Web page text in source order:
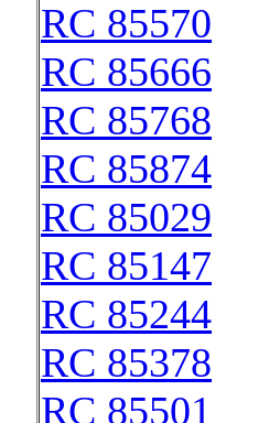
RC 85570
RC 85666
RC 85768
RC 85874
RC 85029
RC 85147
RC 85244
RC 85378
RC 85501